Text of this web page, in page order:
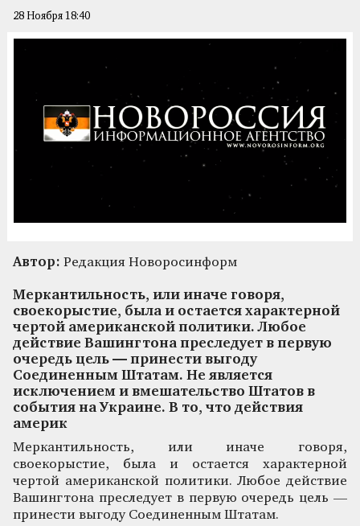
28 Ноября 18:40
Автор: Редакция Новоросинформ
Меркантильность, или иначе говоря,
своекорыстие, была и остается характерной
чертой американской политики. Любое
действие Вашингтона преследует в первую
очередь цель — принести выгоду
Соединенным Штатам. Не является
исключением и вмешательство Штатов в
события на Украине. В то, что действия
америк
Меркантильность, или иначе говоря,
своекорыстие, была и остается характерной
чертой американской политики. Любое действие
Вашингтона преследует в первую очередь цель —
принести выгоду Соединенным Штатам.